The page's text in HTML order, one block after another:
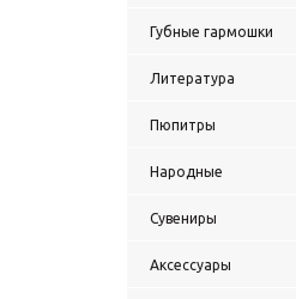
Губные гармошки
Литература
Пюпитры
Народные
Сувениры
Аксессуары